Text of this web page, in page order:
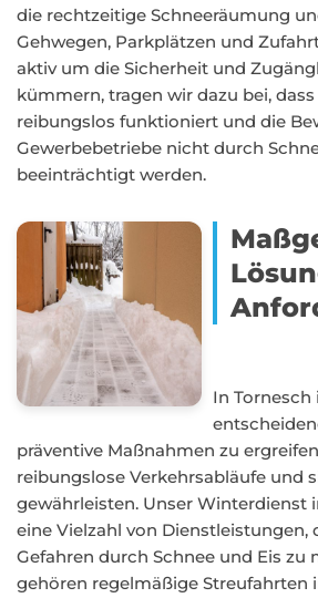
die rechtzeitige Schneeräumung
Gehwegen, Parkplätzen und
aktiv um die Sicherheit und
kümmern, tragen wir dazu bei,
reibungslos funktioniert und die
Gewerbebetriebe nicht durch
beeinträchtigt werden.
In Tornesch
präventive Maßnahmen zu
reibungslose Verkehrsabläufe und
gewährleisten. Unser Winterdienst
eine Vielzahl von Dienstleistungen,
Gefahren durch Schnee und Eis zu
gehören regelmäßige Streufahrten